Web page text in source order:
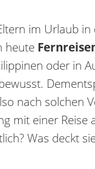
im Urlaub
heute
oder in
nach solchen
mit einer
Was deckt